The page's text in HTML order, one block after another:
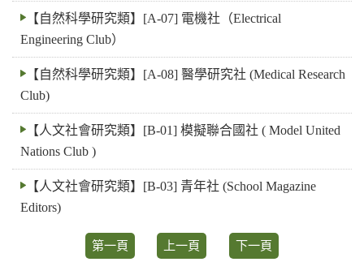
【自然科學研究類】[A-07] 電機社（Electrical
Engineering Club）
【自然科學研究類】[A-08] 醫學研究社 (Medical Research
Club)
【人文社會研究類】[B-01] 模擬聯合國社 ( Model United
Nations Club )
【人文社會研究類】[B-03] 青年社 (School Magazine
Editors)
第一頁 上一頁 下一頁